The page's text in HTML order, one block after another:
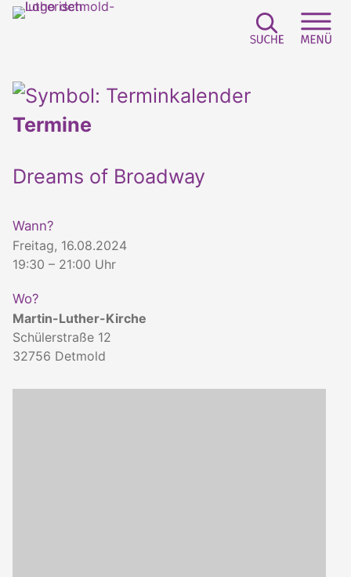
Termine
Dreams of Broadway
Wann?
Freitag, 16.08.2024
19:30 – 21:00 Uhr
Wo?
Martin-Luther-Kirche
Schülerstraße 12
32756 Detmold